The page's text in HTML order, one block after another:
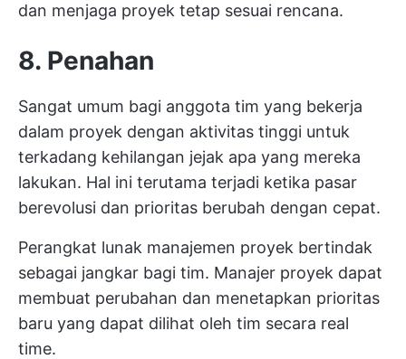
dan menjaga proyek tetap sesuai rencana.
8. Penahan
Sangat umum bagi anggota tim yang bekerja
dalam proyek dengan aktivitas tinggi untuk
terkadang kehilangan jejak apa yang mereka
lakukan. Hal ini terutama terjadi ketika pasar
berevolusi dan prioritas berubah dengan cepat.
Perangkat lunak manajemen proyek bertindak
sebagai jangkar bagi tim. Manajer proyek dapat
membuat perubahan dan menetapkan prioritas
baru yang dapat dilihat oleh tim secara real
time.